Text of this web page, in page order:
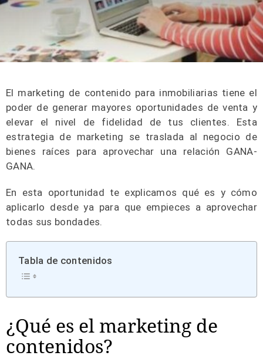
El marketing de contenido para inmobiliarias tiene el
poder de generar mayores oportunidades de venta y
elevar el nivel de fidelidad de tus clientes. Esta
estrategia de marketing se traslada al negocio de
bienes raíces para aprovechar una relación GANA-
GANA.
En esta oportunidad te explicamos qué es y cómo
aplicarlo desde ya para que empieces a aprovechar
todas sus bondades.
Tabla de contenidos
¿Qué es el marketing de
contenidos?